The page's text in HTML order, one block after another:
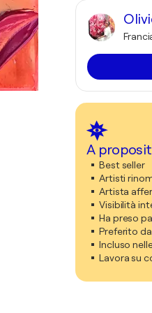
A
Best seller
Artisti
Artista
Visibilità
Ha preso
Preferito
Incluso
Lavora su